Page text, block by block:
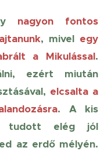
nagyon fontos
, mivel egy
a Mikulással.
ezért miután
elcsalta a
. A kis
tudott elég jól
az erdő mélyén.